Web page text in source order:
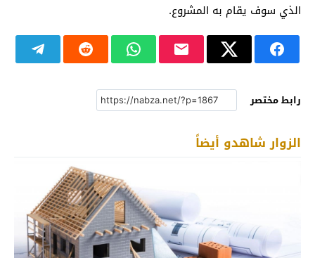
الذي سوف يقام به المشروع.
رابط مختصر
الزوار شاهدو أيضاً